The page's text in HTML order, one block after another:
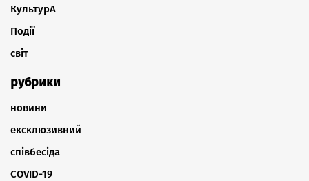
КультурА
Події
світ
рубрики
новини
ексклюзивний
співбесіда
COVID-19